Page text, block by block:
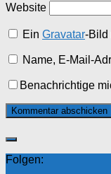
Website
EinGravatar-Bild
Name, E-Mail-
Benachrichtige
Folgen: